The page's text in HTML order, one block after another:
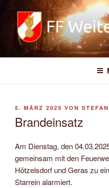
springen
FREIWILLIGE
VERÖFFENTLICHT
5. MÄRZ 2025 VON
Brandeinsatz
Am Dienstag, den
gemeinsam mit den
Hötzelsdorf und Geras zu
Starrein alarmiert.